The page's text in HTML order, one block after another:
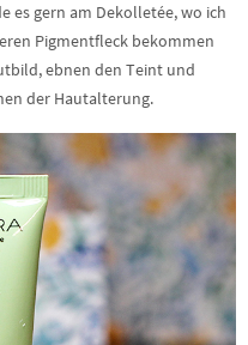
es gern am Dekolletée, wo ich
Pigmentfleck bekommen
ebnen den Teint und
der Hautalterung.